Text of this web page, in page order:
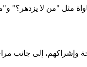
مثل "من لا يزدهر؟"
إلى جانب